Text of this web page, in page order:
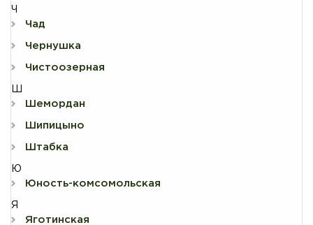
Ч
Чад
Чернушка
Чистоозерная
Ш
Шемордан
Шипицыно
Штабка
Ю
Юность-комсомольская
Я
Яготинская